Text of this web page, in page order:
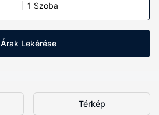
1 Szoba
Árak Lekérése
Térkép